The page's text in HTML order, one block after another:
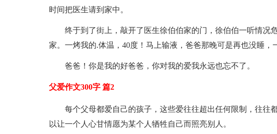
时间把医生请到家中。
终于到了街上，敲开了医生徐伯伯家的门，徐伯伯一听情况
家。一烤我的.体温，40度！马上输液，爸爸那晚可是再也没睡，
爸爸！你是我的好爸爸，你对我的爱我永远也忘不了。
父爱作文300字 篇2
每个父母都爱自己的孩子，这些爱往往超出任何限制，往往
以让一个人心甘情愿为某个人牺牲自己而照亮别人。